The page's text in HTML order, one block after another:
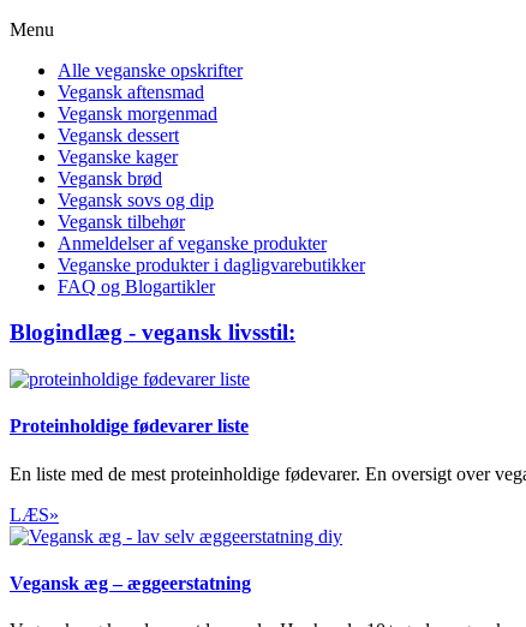
Menu
Alle veganske opskrifter
Vegansk aftensmad
Vegansk morgenmad
Vegansk dessert
Veganske kager
Vegansk brød
Vegansk sovs og dip
Vegansk tilbehør
Anmeldelser af veganske produkter
Veganske produkter i dagligvarebutikker
FAQ og Blogartikler
Blogindlæg - vegansk livsstil:
Proteinholdige fødevarer liste
En liste med de mest proteinholdige fødevarer. En oversigt over
LÆS»
Vegansk æg – æggeerstatning